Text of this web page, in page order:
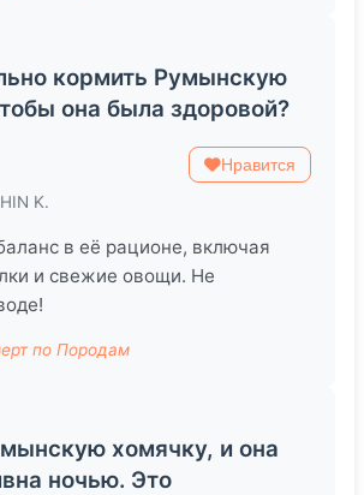
кормить Румынскую
она была здоровой?
Нравится
K.
в её рационе, включая
и свежие овощи. Не
по Породам
хомячку, и она
ночью. Это